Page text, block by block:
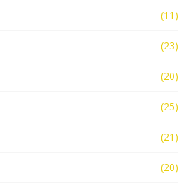
(11)
(23)
(20)
(25)
(21)
(20)